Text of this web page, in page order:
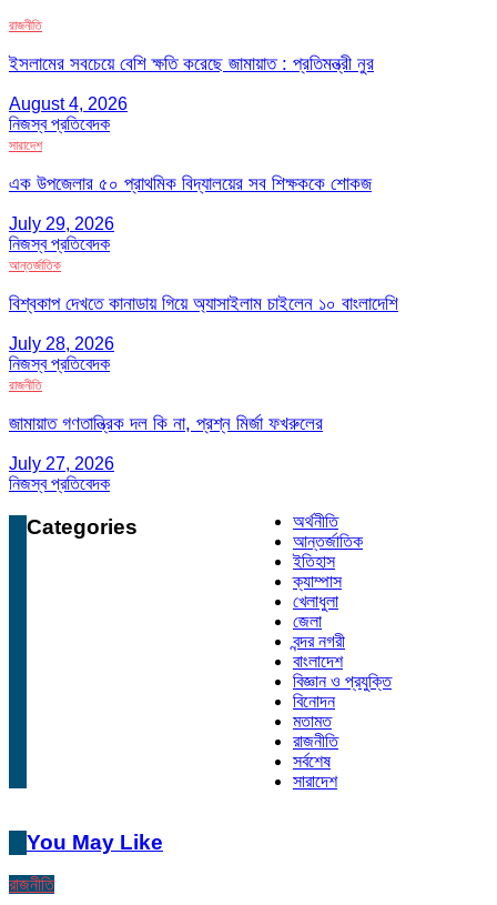
রাজনীতি
ইসলামের সবচেয়ে বেশি ক্ষতি করেছে জামায়াত : প্রতিমন্ত্রী নুর
August 4, 2026
নিজস্ব প্রতিবেদক
সারাদেশ
এক উপজেলার ৫০ প্রাথমিক বিদ্যালয়ের সব শিক্ষককে শোকজ
July 29, 2026
নিজস্ব প্রতিবেদক
আন্তর্জাতিক
বিশ্বকাপ দেখতে কানাডায় গিয়ে অ্যাসাইলাম চাইলেন ১০ বাংলাদেশি
July 28, 2026
নিজস্ব প্রতিবেদক
রাজনীতি
জামায়াত গণতান্ত্রিক দল কি না, প্রশ্ন মির্জা ফখরুলের
July 27, 2026
নিজস্ব প্রতিবেদক
Categories
অর্থনীতি
আন্তর্জাতিক
ইতিহাস
ক্যাম্পাস
খেলাধুলা
জেলা
বন্দর নগরী
বাংলাদেশ
বিজ্ঞান ও প্রযুক্তি
বিনোদন
মতামত
রাজনীতি
সর্বশেষ
সারাদেশ
You May Like
রাজনীতি